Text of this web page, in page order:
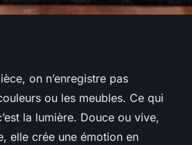
vos luminaires
pièces
on n’enregistre pas
ou les meubles. Ce qui
la lumière. Douce ou vive,
elle crée une émotion en